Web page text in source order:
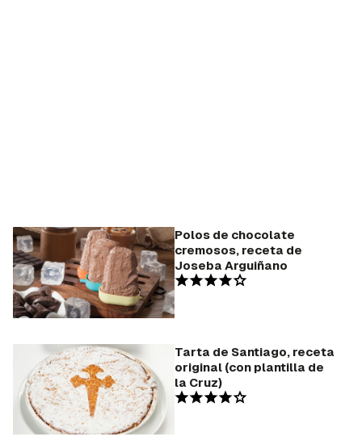
Polos de chocolate
cremosos, receta de
Joseba Arguiñano
Tarta de Santiago, receta
original (con plantilla de
la Cruz)